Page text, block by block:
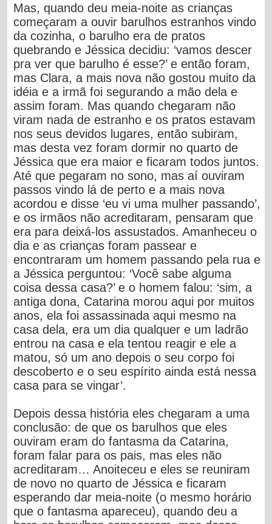
Mas, quando deu meia-noite as crianças
começaram a ouvir barulhos estranhos vindo
da cozinha, o barulho era de pratos
quebrando e Jéssica decidiu: ‘vamos descer
pra ver que barulho é esse?’ e então foram,
mas Clara, a mais nova não gostou muito da
idéia e a irmã foi segurando a mão dela e
assim foram. Mas quando chegaram não
viram nada de estranho e os pratos estavam
nos seus devidos lugares, então subiram,
mas desta vez foram dormir no quarto de
Jéssica que era maior e ficaram todos juntos.
Até que pegaram no sono, mas aí ouviram
passos vindo lá de perto e a mais nova
acordou e disse ‘eu vi uma mulher passando’,
e os irmãos não acreditaram, pensaram que
era para deixá-los assustados. Amanheceu o
dia e as crianças foram passear e
encontraram um homem passando pela rua e
a Jéssica perguntou: ‘Você sabe alguma
coisa dessa casa?’ e o homem falou: ‘sim, a
antiga dona, Catarina morou aqui por muitos
anos, ela foi assassinada aqui mesmo na
casa dela, era um dia qualquer e um ladrão
entrou na casa e ela tentou reagir e ele a
matou, só um ano depois o seu corpo foi
descoberto e o seu espírito ainda está nessa
casa para se vingar’.
Depois dessa história eles chegaram a uma
conclusão: de que os barulhos que eles
ouviram eram do fantasma da Catarina,
foram falar para os pais, mas eles não
acreditaram… Anoiteceu e eles se reuniram
de novo no quarto de Jéssica e ficaram
esperando dar meia-noite (o mesmo horário
que o fantasma apareceu), quando deu a